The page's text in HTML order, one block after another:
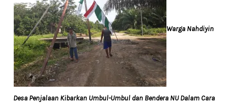
Warga Nahdiyin
Desa Penjalaan Kibarkan Umbul-Umbul dan Bendera NU Dalam Cara